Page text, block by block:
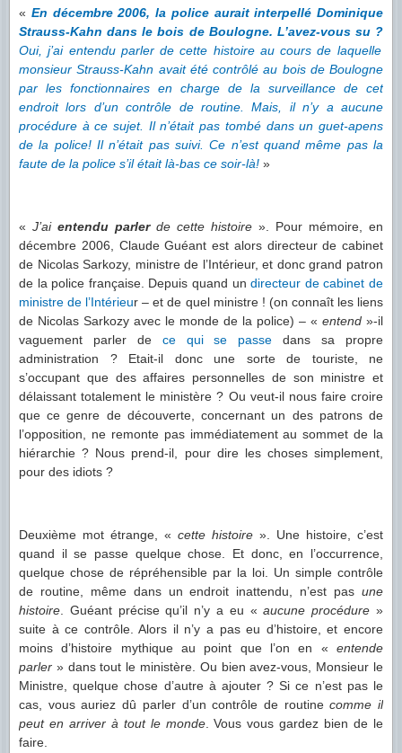
« En décembre 2006, la police aurait interpellé Dominique
Strauss-Kahn dans le bois de Boulogne. L’avez-vous su ?
Oui, j’ai entendu parler de cette histoire au cours de laquelle
monsieur Strauss-Kahn avait été contrôlé au bois de Boulogne
par les fonctionnaires en charge de la surveillance de cet
endroit lors d’un contrôle de routine. Mais, il n’y a aucune
procédure à ce sujet. Il n’était pas tombé dans un guet-apens
de la police! Il n’était pas suivi. Ce n’est quand même pas la
faute de la police s’il était là-bas ce soir-là! »
« J’ai entendu parlerde cette histoire ». Pour mémoire, en
décembre 2006, Claude Guéant est alors directeur de cabinet
de Nicolas Sarkozy, ministre de l’Intérieur, et donc grand patron
de la police française. Depuis quand undirecteur de cabinet de
ministre de l’Intérieur – et de quel ministre ! (on connaît les liens
de Nicolas Sarkozy avec le monde de la police) – « entend »-il
vaguement parler de ce qui se passe dans sa propre
administration ? Etait-il donc une sorte de touriste, ne
s’occupant que des affaires personnelles de son ministre et
délaissant totalement le ministère ? Ou veut-il nous faire croire
que ce genre de découverte, concernant un des patrons de
l’opposition, ne remonte pas immédiatement au sommet de la
hiérarchie ? Nous prend-il, pour dire les choses simplement,
pour des idiots ?
Deuxième mot étrange, « cette histoire ». Une histoire, c’est
quand il se passe quelque chose. Et donc, en l’occurrence,
quelque chose de répréhensible par la loi. Un simple contrôle
de routine, même dans un endroit inattendu, n’est pas une
histoire . Guéant précise qu’il n’y a eu «aucune procédure »
suite à ce contrôle. Alors il n’y a pas eu d’histoire, et encore
moins d’histoire mythique au point que l’on en « entende
parler » dans tout le ministère. Ou bien avez-vous, Monsieur le
Ministre, quelque chose d’autre à ajouter ? Si ce n’est pas le
cas, vous auriez dû parler d’un contrôle de routinecomme il
peut en arriver à tout le monde. Vous vous gardez bien de le
faire.